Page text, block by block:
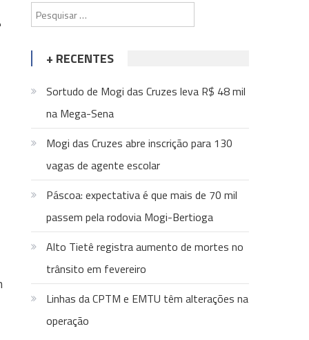
por:
+ RECENTES
Sortudo de Mogi das Cruzes leva R$ 48 mil
na Mega-Sena
Mogi das Cruzes abre inscrição para 130
vagas de agente escolar
Páscoa: expectativa é que mais de 70 mil
passem pela rodovia Mogi-Bertioga
Alto Tietê registra aumento de mortes no
trânsito em fevereiro
Linhas da CPTM e EMTU têm alterações na
operação